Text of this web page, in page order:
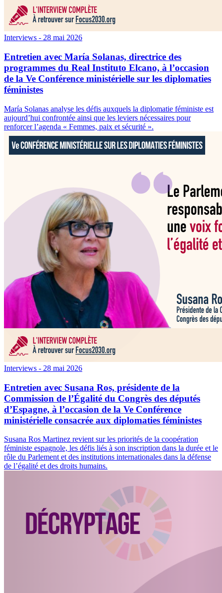
Interviews - 28 mai 2026
Entretien avec María Solanas, directrice des
programmes du Real Instituto Elcano, à l’occasion
de la Ve Conférence ministérielle sur les diplomaties
féministes
María Solanas analyse les défis auxquels la diplomatie féministe est
aujourd’hui confrontée ainsi que les leviers nécessaires pour
renforcer l’agenda « Femmes, paix et sécurité ».
Interviews - 28 mai 2026
Entretien avec Susana Ros, présidente de la
Commission de l’Égalité du Congrès des députés
d’Espagne, à l’occasion de la Ve Conférence
ministérielle consacrée aux diplomaties féministes
Susana Ros Martinez revient sur les priorités de la coopération
féministe espagnole, les défis liés à son inscription dans la durée et le
rôle du Parlement et des institutions internationales dans la défense
de l’égalité et des droits humains.